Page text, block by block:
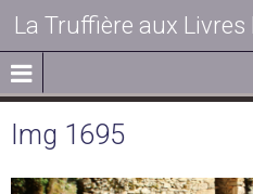
La Truffière aux
Img 1695